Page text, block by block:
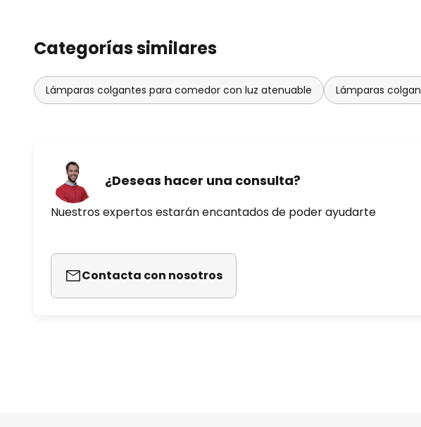
evolucionado con el tiempo desde una base
los materiales. Muchos de sus diseños se han
internacionalmente y pueden admirarse en el
español de lámparas Marset y creó un producto
una luz hermosa y, al mismo tiempo, cumple con las
exigencias en cuanto a rigor técnico, innovación,
Categorías similares
Lámparas colgantes para comedor con luz atenuable Lámparas
¿Deseas hacer una consulta?
Nuestros expertos estarán encantados de poder ayudarte
Contacta con nosotros